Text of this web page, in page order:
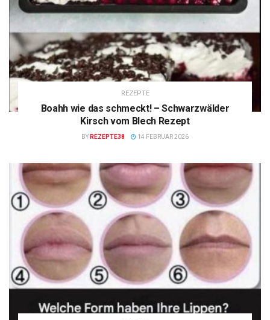
REZEPTE
Boahh wie das schmeckt! – Schwarzwälder
Kirsch vom Blech Rezept
BY REZEPTE38 14 FEBRUAR 2026